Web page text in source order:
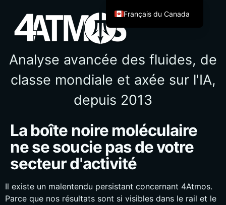
Analyse avancée des fluides, de
classe mondiale et axée sur l'IA,
depuis 2013
La boîte noire moléculaire
ne se soucie pas de votre
secteur d'activité
Il existe un malentendu persistant concernant 4Atmos.
Parce que nos résultats sont si visibles dans le rail et le
Français du Canada
English
Français
Italiano
Deutsch
Afrikaans
简体中文
繁體中文
Irish